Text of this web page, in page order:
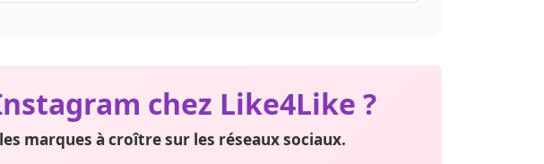
chez Like4Like ?
marques à croître sur les réseaux sociaux.